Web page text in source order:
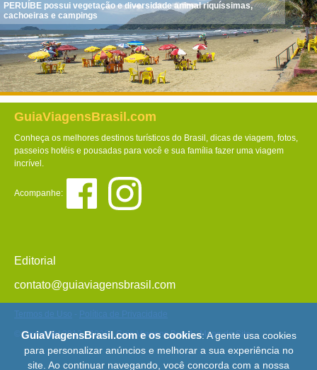
PERUÍBE possui vegetação e diversidade animal riquíssimas,
cachoeiras e campings
GuiaViagensBrasil.com
Conheça os melhores destinos turísticos do Brasil, dicas de viagem, fotos,
passeios hotéis e pousadas para você e sua família fazer uma viagem
incrível.
Acompanhe:
Editorial
contato@guiaviagensbrasil.com
Termos de Uso
Política de Privacidade
© Copyright 2013 - 2026 - Guia Viagens Brasil -Mapa do Site
GuiaViagensBrasil.com e os cookies: A gente usa cookies
para personalizar anúncios e melhorar a sua experiência no
site. Ao continuar navegando, você concorda com a nossa